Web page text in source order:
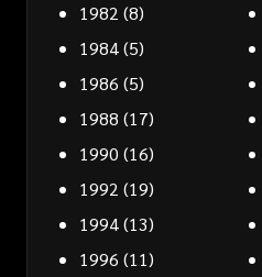
1982 (8)
1984(5)
1986 (5)
1988 (17)
1990 (16)
1992 (19)
1994(13)
1996 (11)